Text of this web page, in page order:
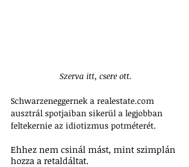
Szerva itt, csere ott.
Schwarzeneggernek a realestate.com
ausztrál spotjaiban sikerül a legjobban
feltekernie az idiotizmus potméterét.
Ehhez nem csinál mást, mint szimplán
hozza a retaldáltat.